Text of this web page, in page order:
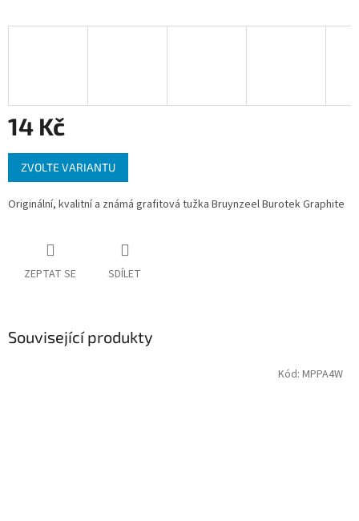
14 Kč
Měrná
cena:
ZVOLTE VARIANTU
Originální, kvalitní a známá grafitová tužka Bruynzeel Burotek Graphite
ZEPTAT SE SDÍLET
Související produkty
Kód: MPPA4W